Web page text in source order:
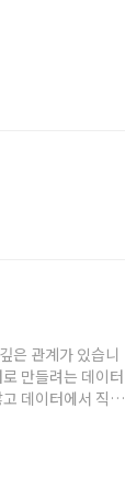
은 관계가 있습니
만들려는 데이터
데이터에서 직접
과 같은 분야의 문